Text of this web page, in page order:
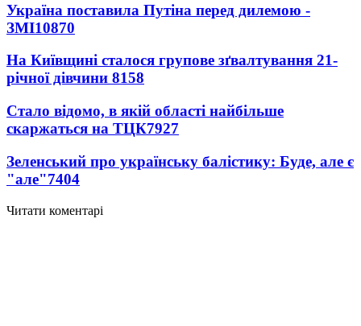
Україна поставила Путіна перед дилемою -
ЗМІ10870
На Київщині сталося групове зґвалтування 21-
річної дівчини 8158
Стало відомо, в якій області найбільше
скаржаться на ТЦК7927
Зеленський про українську балістику: Буде, але є
"але"7404
Читати коментарі